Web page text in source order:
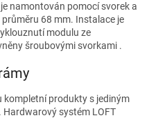
namontován pomocí svorek a
68 mm. Instalace je
modulu ze
šroubovými svorkami .
kompletní produkty s jediným
Hardwarový systém LOFT